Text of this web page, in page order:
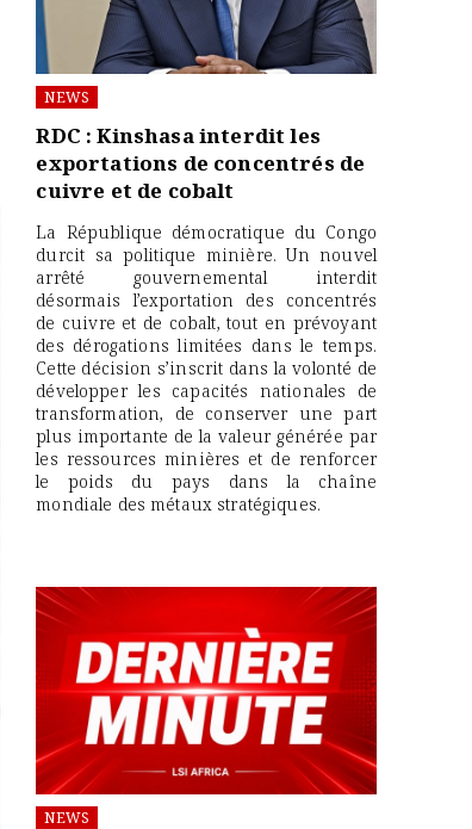
NEWS
RDC : Kinshasa interdit les
exportations de concentrés de
cuivre et de cobalt
La République démocratique du Congo
durcit sa politique minière. Un nouvel
arrêté gouvernemental interdit
désormais l’exportation des concentrés
de cuivre et de cobalt, tout en prévoyant
des dérogations limitées dans le temps.
Cette décision s’inscrit dans la volonté de
développer les capacités nationales de
transformation, de conserver une part
plus importante de la valeur générée par
les ressources minières et de renforcer
le poids du pays dans la chaîne
mondiale des métaux stratégiques.
NEWS